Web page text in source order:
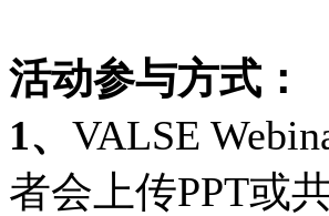
活动参与方式：
1、 VALSE
者会上传PPT或